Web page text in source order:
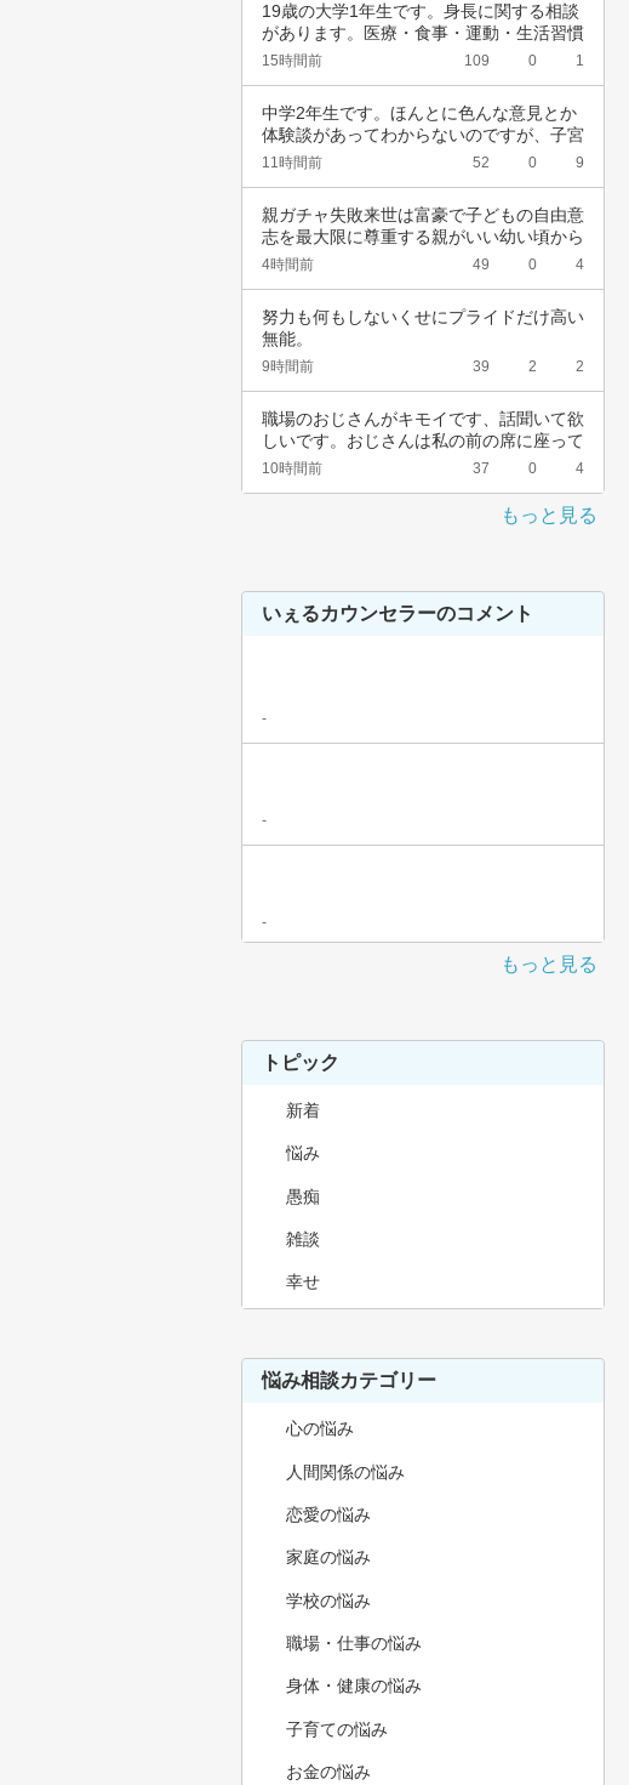
19歳の大学1年生です。身長に関する相談
があります。医療・食事・運動・生活習慣
など、…
15時間前 109 0 1
中学2年生です。ほんとに色んな意見とか
体験談があってわからないのですが、子宮
頚がんワ…
11時間前 52 0 9
親ガチャ失敗来世は富豪で子どもの自由意
志を最大限に尊重する親がいい幼い頃から
深夜正座…
4時間前 49 0 4
努力も何もしないくせにプライドだけ高い
無能。
9時間前 39 2 2
職場のおじさんがキモイです、話聞いて欲
しいです。おじさんは私の前の席に座って
いて、い…
10時間前 37 0 4
もっと見る
いぇるカウンセラーのコメント
-
-
-
もっと見る
トピック
新着
悩み
愚痴
雑談
幸せ
悩み相談カテゴリー
心の悩み
人間関係の悩み
恋愛の悩み
家庭の悩み
学校の悩み
職場・仕事の悩み
身体・健康の悩み
子育ての悩み
お金の悩み